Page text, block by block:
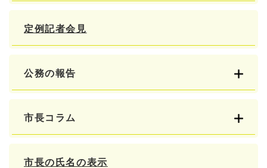
定例記者会見
公務の報告
市長コラム
市長の氏名の表示